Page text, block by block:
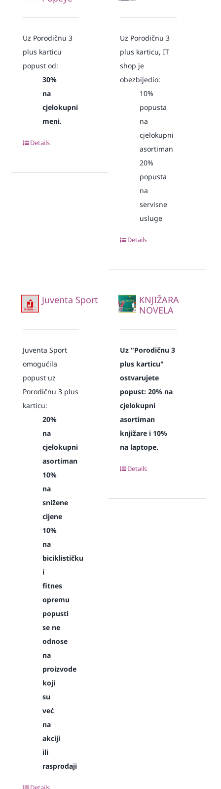
Uz Porodičnu 3
plus karticu
popust od:
30%
na
cjelokupni
meni.
Details
Uz Porodičnu 3
plus karticu, IT
shop je
obezbijedio:
10%
popusta
na
cjelokupni
asortiman
20%
popusta
na
servisne
usluge
Details
Juventa Sport
Juventa Sport
omogućila
popust uz
Porodičnu 3 plus
karticu:
20%
na
cjelokupni
asortiman
10%
na
snižene
cijene
10%
na
biciklističku
i
fitnes
opremu
popusti
se ne
odnose
na
proizvode
koji
su
već
na
akciji
ili
rasprodaji
KNJIŽARA
NOVELA
Uz "Porodičnu 3
plus karticu"
ostvarujete
popust: 20% na
cjelokupni
asortiman
knjižare i 10%
na laptope.
Details